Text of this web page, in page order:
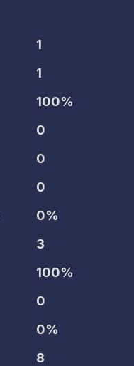
1
1
100%
0
0
0
0%
3
100%
0
0%
8